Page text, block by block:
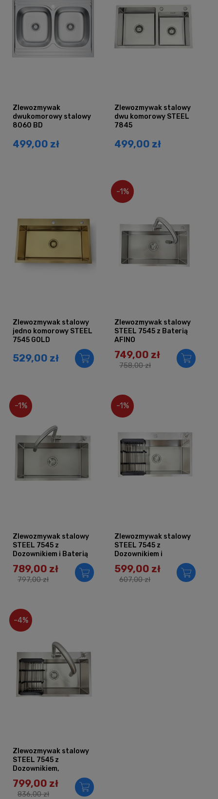
Zlewozmywak
dwukomorowy stalowy
8060 BD
499,00 zł
Zlewozmywak stalowy
dwu komorowy STEEL
7845
499,00 zł
Zlewozmywak stalowy
jedno komorowy STEEL
7545 GOLD
529,00 zł
-1%
Zlewozmywak stalowy
STEEL 7545 z Baterią
AFINO
749,00 zł
758,00 zł
-1%
Zlewozmywak stalowy
STEEL 7545 z
Dozownikiem i Baterią
789,00 zł
797,00 zł
-1%
Zlewozmywak stalowy
STEEL 7545 z
Dozownikiem i
599,00 zł
607,00 zł
-4%
Zlewozmywak stalowy
STEEL 7545 z
Dozownikiem,
Koszykiem i Baterią
AFINO
799,00 zł
836,00 zł